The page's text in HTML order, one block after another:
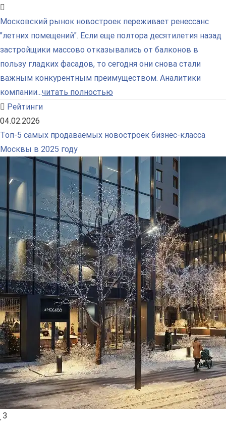
Московский рынок новостроек переживает ренессанс
"летних помещений". Если еще полтора десятилетия назад
застройщики массово отказывались от балконов в
пользу гладких фасадов, то сегодня они снова стали
важным конкурентным преимуществом. Аналитики
компании...читать полностью
Рейтинги
04.02.2026
Топ-5 самых продаваемых новостроек бизнес-класса
Москвы в 2025 году
3